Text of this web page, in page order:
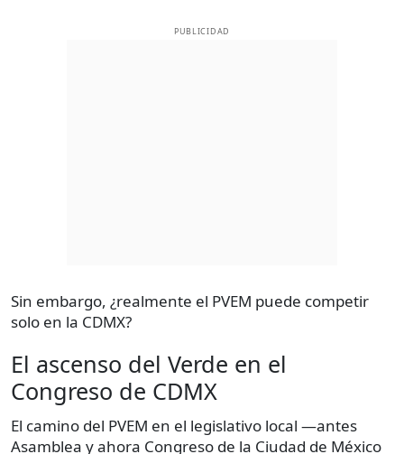
PUBLICIDAD
Sin embargo, ¿realmente el PVEM puede competir
solo en la CDMX?
El ascenso del Verde en el
Congreso de CDMX
El camino del PVEM en el legislativo local —antes
Asamblea y ahora Congreso de la Ciudad de México